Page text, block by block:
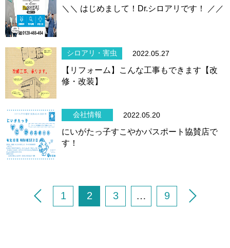
＼＼ はじめまして！Dr.シロアリです！ ／／
シロアリ・害虫 2022.05.27
【リフォーム】こんな工事もできます【改
修・改装】
会社情報 2022.05.20
にいがたっ子すこやかパスポート協賛店で
す！
1 2 3 … 9